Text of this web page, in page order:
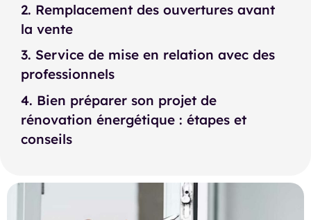
2. Remplacement des ouvertures avant
la vente
3. Service de mise en relation avec des
professionnels
4. Bien préparer son projet de
rénovation énergétique : étapes et
conseils